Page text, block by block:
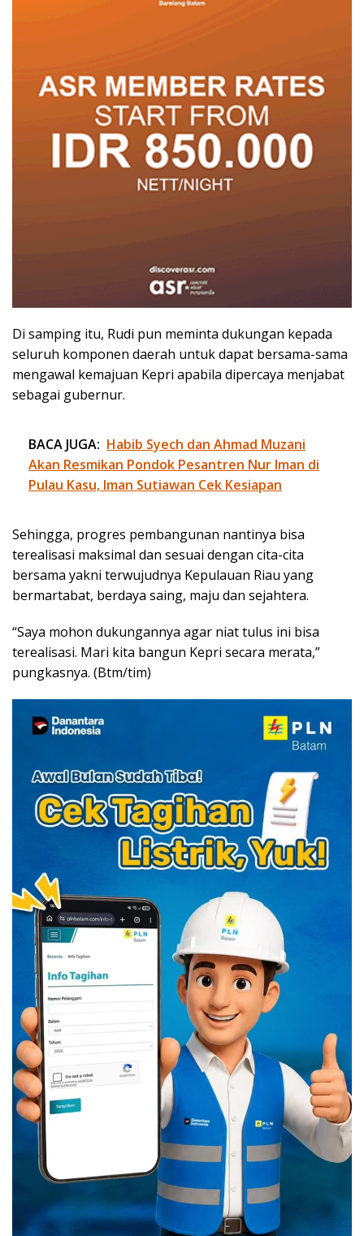
Di samping itu, Rudi pun meminta dukungan kepada
seluruh komponen daerah untuk dapat bersama-sama
mengawal kemajuan Kepri apabila dipercaya menjabat
sebagai gubernur.
BACA JUGA: Habib Syech dan Ahmad Muzani
Akan Resmikan Pondok Pesantren Nur Iman di
Pulau Kasu, Iman Sutiawan Cek Kesiapan
Sehingga, progres pembangunan nantinya bisa
terealisasi maksimal dan sesuai dengan cita-cita
bersama yakni terwujudnya Kepulauan Riau yang
bermartabat, berdaya saing, maju dan sejahtera.
“Saya mohon dukungannya agar niat tulus ini bisa
terealisasi. Mari kita bangun Kepri secara merata,”
pungkasnya. (Btm/tim)